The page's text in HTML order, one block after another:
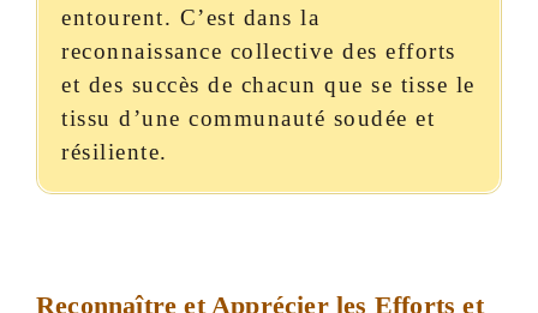
entourent. C’est dans la
reconnaissance collective des efforts
et des succès de chacun que se tisse le
tissu d’une communauté soudée et
résiliente.
Reconnaître et Apprécier les Efforts et